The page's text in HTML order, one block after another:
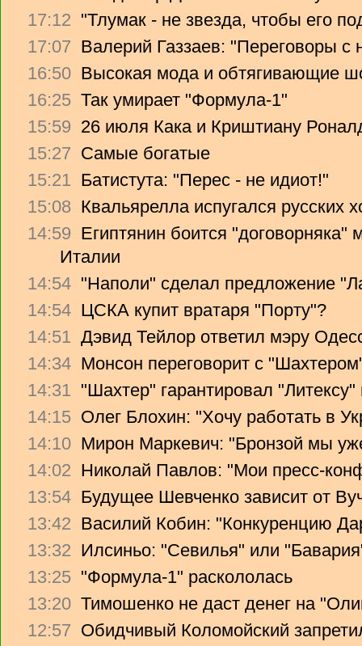
17:12 "Тлумак - не звезда, чтобы его
17:07 Валерий Газзаев: "Переговоры с
16:50 Высокая мода и обтягивающие
16:25 Так умирает "Формула-1"
15:59 26 июля Кака и Криштиану
15:27 Самые богатые
15:21 Батистута: "Перес - не идиот!"
15:08 Квальярелла испугался русских
14:59 Египтянин боится
Италии
14:54 "Наполи" сделал предложение
14:54 ЦСКА купит вратаря "Порту"?
14:51 Дэвид Тейлор ответил мэру
14:34 Монсон переговорит с
14:31 "Шахтер" гарантировал
14:15 Олег Блохин: "Хочу работать в
14:10 Мирон Маркевич: "Бронзой мы
14:02 Николай Павлов: "Мои пресс-
13:54 Будущее Шевченко зависит от
13:42 Василий Кобин: "Конкуренцию
13:32 Илсиньо: "Севилья" или
13:25 "Формула-1" раскололась
13:20 Тимошенко не даст денег на
12:57 Обидчивый Коломойский